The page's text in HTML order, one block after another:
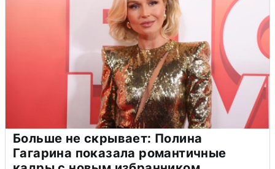
Больше не скрывает: Полина
Гагарина показала романтичные